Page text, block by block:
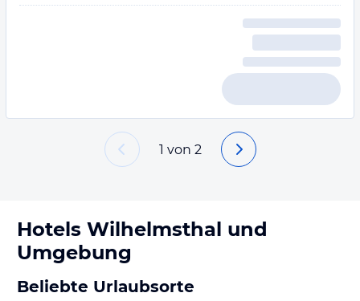
1 von 2
Hotels Wilhelmsthal und
Umgebung
Beliebte Urlaubsorte